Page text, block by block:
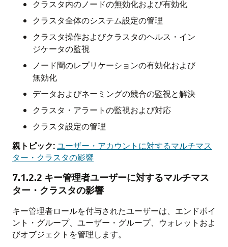
クラスタ内のノードの無効化および有効化
クラスタ全体のシステム設定の管理
クラスタ操作およびクラスタのヘルス・イン
ジケータの監視
ノード間のレプリケーションの有効化および
無効化
データおよびネーミングの競合の監視と解決
クラスタ・アラートの監視および対応
クラスタ設定の管理
親トピック:ユーザー・アカウントに対するマルチマス
ター・クラスタの影響
7.1.2.2 キー管理者ユーザーに対するマルチマス
ター・クラスタの影響
キー管理者ロールを付与されたユーザーは、エンドポイ
ント・グループ、ユーザー・グループ、ウォレットおよ
びオブジェクトを管理します。